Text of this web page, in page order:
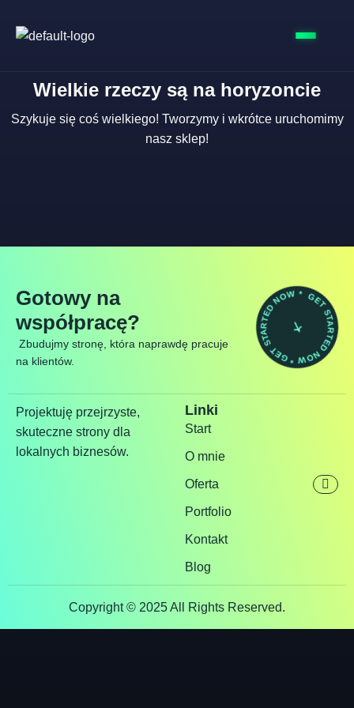
Wielkie rzeczy są na horyzoncie
Szykuje się coś wielkiego! Tworzymy i wkrótce uruchomimy
nasz sklep!
Gotowy na
współpracę?
Zbudujmy stronę, która naprawdę pracuje
na klientów.
GET STARTED NOW * GET STARTED NOW *
Projektuję przejrzyste,
skuteczne strony dla
lokalnych biznesów.
Linki
Start
O mnie
Oferta
Portfolio
Kontakt
Blog
Copyright © 2025 All Rights Reserved.